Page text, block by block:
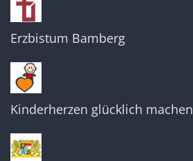
Erzbistum Bamberg
Kinderherzen glücklich machen